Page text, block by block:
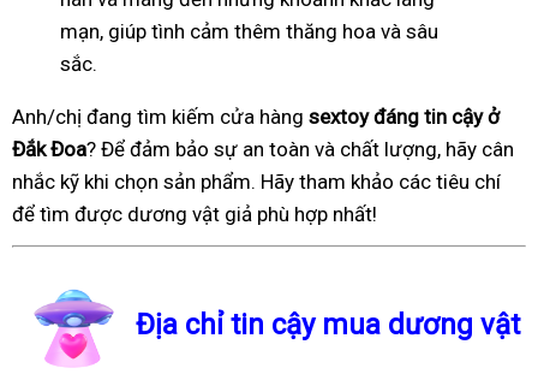
mạn, giúp tình cảm thêm thăng hoa và sâu
sắc.
Anh/chị đang tìm kiếm cửa hàng sextoy đáng tin cậy ở
Đắk Đoa? Để đảm bảo sự an toàn và chất lượng, hãy cân
nhắc kỹ khi chọn sản phẩm. Hãy tham khảo các tiêu chí
để tìm được dương vật giả phù hợp nhất!
Địa chỉ tin cậy mua dương vật